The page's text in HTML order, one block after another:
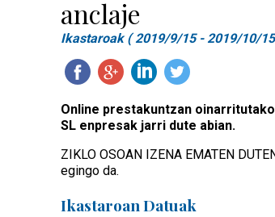
anclaje
Ikastaroak ( 2019/9/15 - 2019/10/
Online prestakuntzan
SL enpresak jarri dute abian.
ZIKLO OSOAN IZENA EMATEN
egingo da.
Ikastaroan Datuak